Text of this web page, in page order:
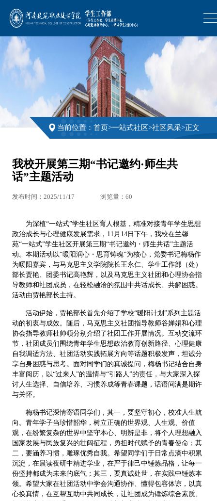
当前位置： 首页>一站式社区>社区风采>正文
我校开展第三期“书记邀约·师生共
话”主题活动
发布时间：2025/11/17 浏览量：60
为深植“一站式”学生社区育人根基，精准对接青年学生思想
政治成长与心理健康发展需求，11月14日下午，我校在兰馨
苑“一站式”学生社区开展第三期“书记邀约・师生共话”主题活
动。本期活动以“暖阳润心・思育铸魂”为核心，党委书记梅杨作
为暖阳嘉宾，与马克思主义学院院长王永仁、学生工作部（处）
部长贾艳、团委书记高艳辉，以及马克思主义社团和心理协会指
导教师和社团成员，在轻松融洽的氛围中共话成长、共解困惑。
活动由贾艳部长主持。
活动伊始，贾艳部长首先介绍了学校“暖阳计划”系列主题活
动的初衷与成效。随后，马克思主义社团指导教师谷婵娟和心理
协会指导教师杜帅领分别介绍了社团工作开展情况。互动交流环
节，社团成员们围绕青年学生思想政治教育创新路径、心理健康
自我调适方法、社团活动实践拓展方向等话题积极发声，坦诚分
享自身困惑与思考。面对同学们的真诚提问，梅杨书记结合自身
丰富阅历，以“过来人”的温情与“引路人”的责任，与大家深入探
讨人生选择、自信培养、习惯养成等青春课题，话语间满是期许
与关怀。
梅杨书记深情寄语同学们，其一，要坚守初心，校准人生航
向。青年学子当珍惜韶华，树立正确的世界观、人生观、价值
观，在纷繁复杂的世界中坚守本心、明辨是非，将个人理想融入
国家发展与民族复兴的壮阔征程，勇担时代赋予的青春使命；其
二，要涵养习惯，雕琢优秀自我。希望同学们于日常点滴中积累
沉淀，在晨读夜研中精进学业，在严于律己中锤炼品格，让每一
份坚持都成为未来的底气；其三，要真诚处世，在实践中锤炼本
领。希望大家在社团活动中学会沟通协作、懂得包容体谅，以真
心换真情，在互帮互助中共同成长，让社团成为锤炼综合素质、